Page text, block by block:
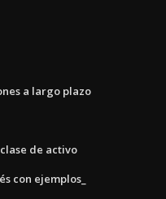
a largo plazo
de activo
con ejemplos_